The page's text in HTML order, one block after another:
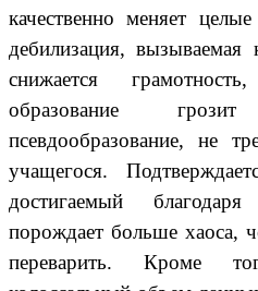
качественно меняет
дебилизация,
снижается
образование
псевдообразование, не
учащегося.
достигаемый
порождает больше хаоса,
переварить. Кроме